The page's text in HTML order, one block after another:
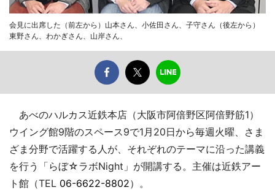
会見に出席した（前左から）山本さん、小佐田さん、子守さん（後左から）
東野さん、わかぎさん、山岸さん、
あべのハルカス近鉄本店（大阪市阿倍野区阿倍野筋1）
ウイング館9階のスペース9で1月20日から毎週火曜、さま
ざま分野で活躍する人が、それぞれのテーマに沿った講義
を行う「らぼ☆ラボNight」が開講する。主催は近鉄アー
ト館（TEL 06-6622-8802）。